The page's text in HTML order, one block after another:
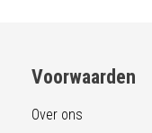
Voorwaarden
Over ons